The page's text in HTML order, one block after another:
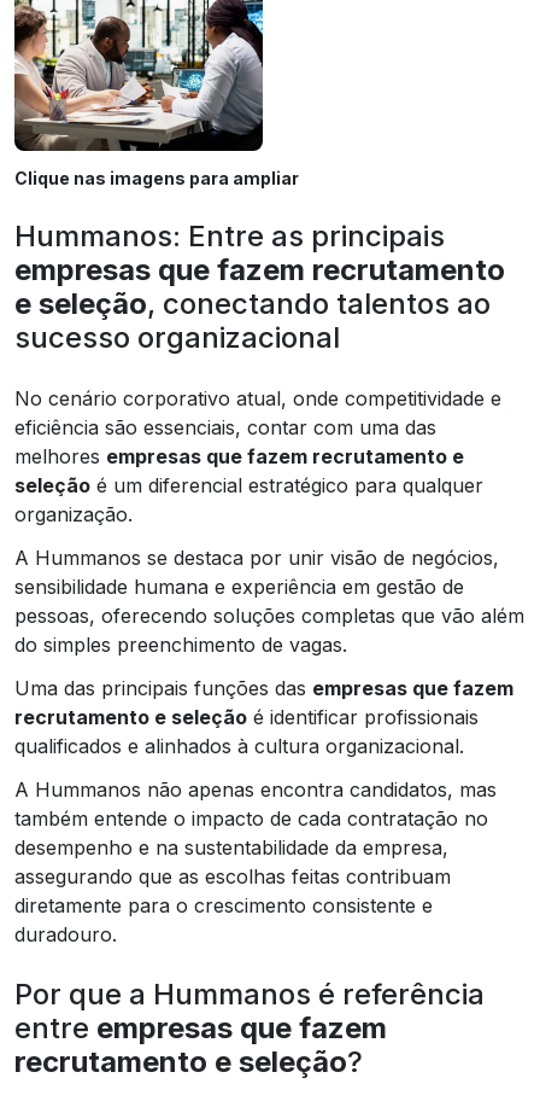
Clique nas imagens para ampliar
Hummanos: Entre as principais
empresas que fazem recrutamento
e seleção, conectando talentos ao
sucesso organizacional
No cenário corporativo atual, onde competitividade e
eficiência são essenciais, contar com uma das
melhores empresas que fazem recrutamento e
seleção é um diferencial estratégico para qualquer
organização.
A Hummanos se destaca por unir visão de negócios,
sensibilidade humana e experiência em gestão de
pessoas, oferecendo soluções completas que vão além
do simples preenchimento de vagas.
Uma das principais funções das empresas que fazem
recrutamento e seleção é identificar profissionais
qualificados e alinhados à cultura organizacional.
A Hummanos não apenas encontra candidatos, mas
também entende o impacto de cada contratação no
desempenho e na sustentabilidade da empresa,
assegurando que as escolhas feitas contribuam
diretamente para o crescimento consistente e
duradouro.
Por que a Hummanos é referência
entre empresas que fazem
recrutamento e seleção?